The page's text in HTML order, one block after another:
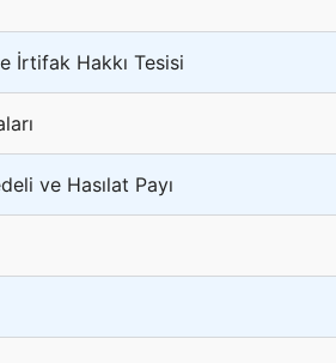
İrtifak Hakkı Tesisi
ve Hasılat Payı